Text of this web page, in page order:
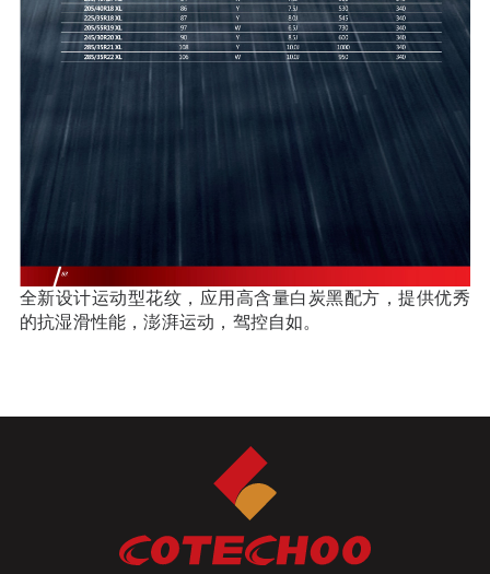
全新设计运动型花纹，应用高含量白炭黑配方，提供优秀
的抗湿滑性能，澎湃运动，驾控自如。